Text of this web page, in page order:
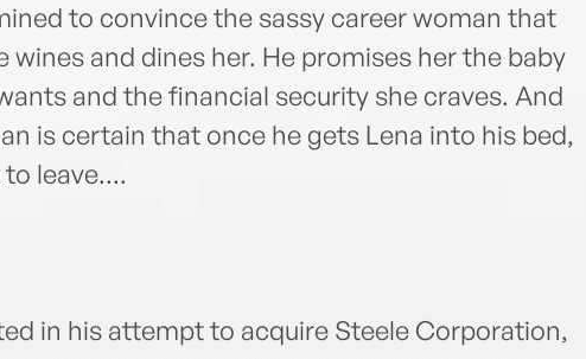
to convince the sassy career woman that
wines and dines her. He promises her the baby
and the financial security she craves. And
is certain that once he gets Lena into his bed,
leave....
in his attempt to acquire Steele Corporation,